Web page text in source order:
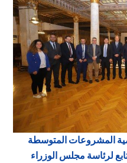
المشروعات المتوسطة
لرئاسة مجلس الوزراء